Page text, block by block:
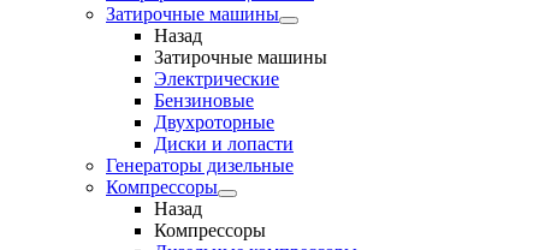
Затирочные машины
Назад
Затирочные машины
Электрические
Бензиновые
Двухроторные
Диски и лопасти
Генераторы дизельные
Компрессоры
Назад
Компрессоры